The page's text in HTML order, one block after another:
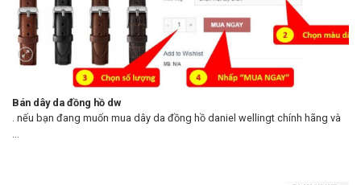
Bán dây da đồng hồ dw
. nếu bạn đang muốn mua dây da đồng hồ daniel wellingt chính hãng và
...